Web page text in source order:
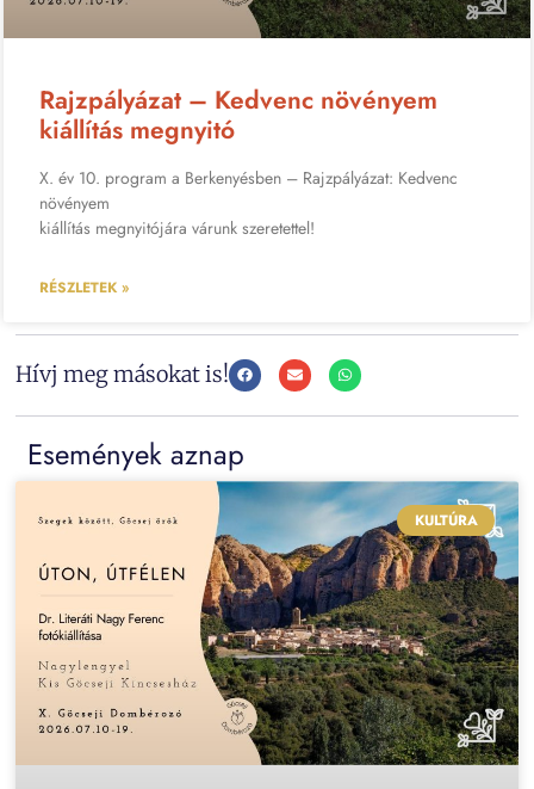
Rajzpályázat – Kedvenc növényem
kiállítás megnyitó
X. év 10. program a Berkenyésben – Rajzpályázat: Kedvenc
növényem
kiállítás megnyitójára várunk szeretettel!
RÉSZLETEK »
Hívj meg másokat is!
Események aznap
KULTÚRA